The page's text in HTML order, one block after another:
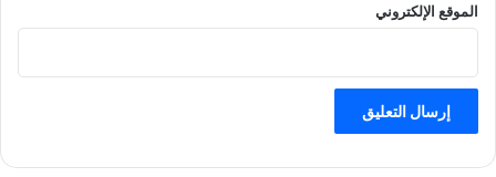
الموقع الإلكتروني